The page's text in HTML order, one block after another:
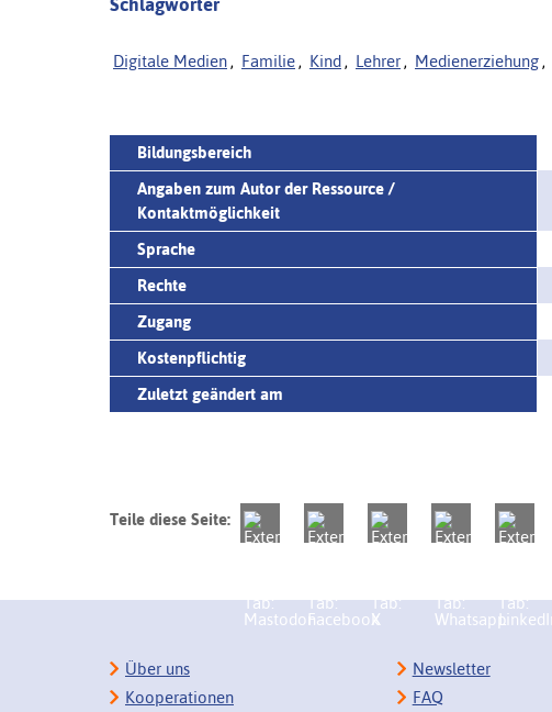
Digitale Medien , Familie , Kind , Lehrer , Medienerziehung ,
Bildungsbereich
Angaben zum Autor der Ressource /
Kontaktmöglichkeit
Sprache
Rechte
Zugang
Kostenpflichtig
Zuletzt geändert am
Teile diese Seite:
Über uns
Kooperationen
Newsletter
FAQ